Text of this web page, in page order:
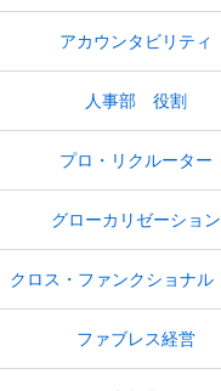
アカウンタビリティ
人事部 役割
プロ・リクルーター
グローカリゼーション
ファブレス経営